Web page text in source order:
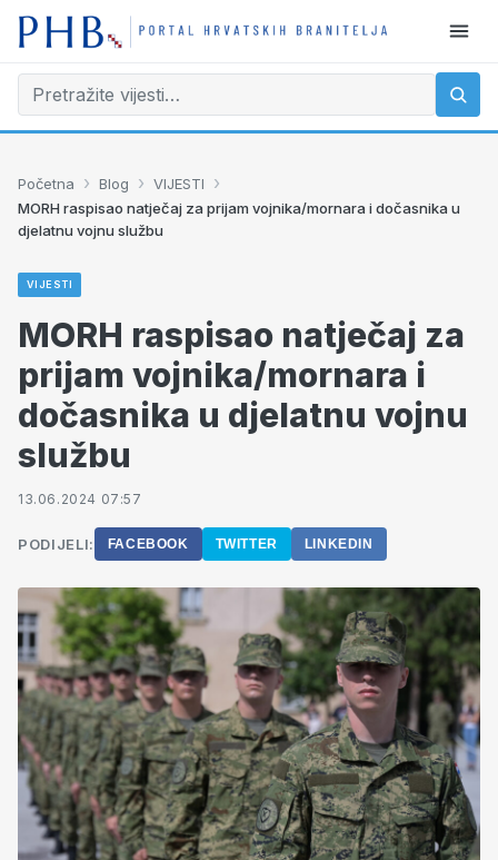
Početna › Blog › VIJESTI ›
MORH raspisao natječaj za prijam vojnika/mornara i dočasnika u
djelatnu vojnu službu
VIJESTI
MORH raspisao natječaj za
prijam vojnika/mornara i
dočasnika u djelatnu vojnu
službu
13.06.2024 07:57
PODIJELI: FACEBOOK TWITTER LINKEDIN